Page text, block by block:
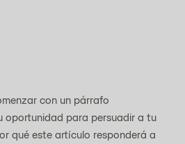
con un párrafo
oportunidad para persuadir a tu
qué este artículo responderá a